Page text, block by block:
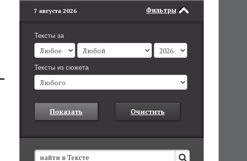
Фильтры
7 августа 2026
Тексты за
Тексты из сюжета
Показать Очистить